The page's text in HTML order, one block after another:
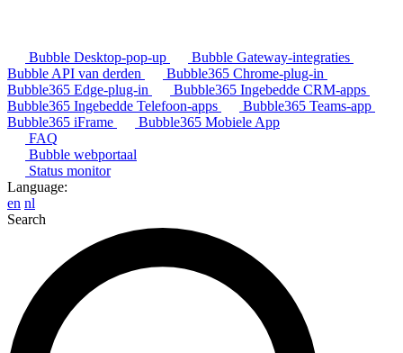
Bubble Desktop-pop-up
Bubble Gateway-integraties
Bubble API van derden
Bubble365 Chrome-plug-in
Bubble365 Edge-plug-in
Bubble365 Ingebedde CRM-apps
Bubble365 Ingebedde Telefoon-apps
Bubble365 Teams-app
Bubble365 iFrame
Bubble365 Mobiele App
FAQ
Bubble webportaal
Status monitor
Language:
en nl
Search